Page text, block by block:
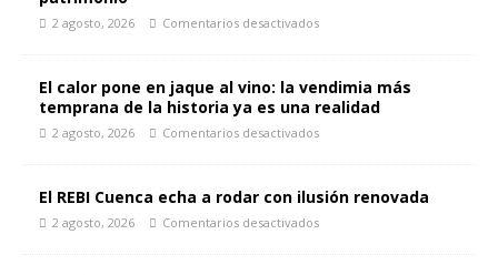
2 agosto, 2026 Comentarios desactivados
El calor pone en jaque al vino: la vendimia más
temprana de la historia ya es una realidad
2 agosto, 2026 Comentarios desactivados
El REBI Cuenca echa a rodar con ilusión renovada
2 agosto, 2026 Comentarios desactivados